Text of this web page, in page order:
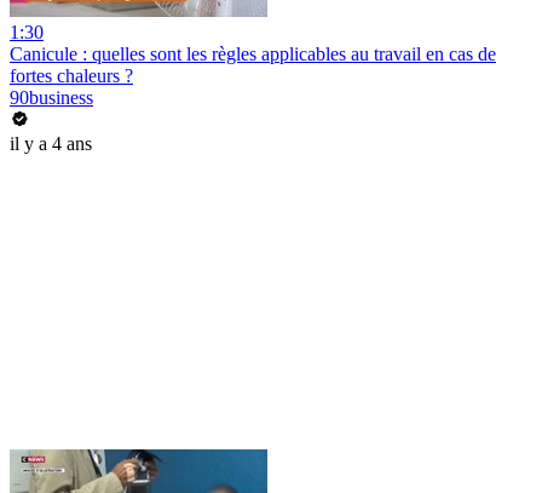
1:30
Canicule : quelles sont les règles applicables au travail en cas de
fortes chaleurs ?
90business
il y a 4 ans